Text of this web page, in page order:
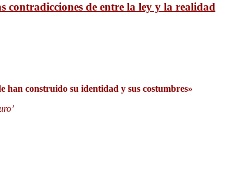
contradicciones de entre la ley y la realidad
han construido su identidad y sus costumbres»